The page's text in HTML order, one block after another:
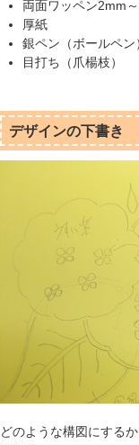
両面ワッペン2mm
厚紙
銀ペン（ボールペン
目打ち（爪楊枝）
デザインの下書き
どのような構図にする